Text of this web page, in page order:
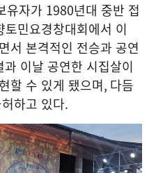
유자가 1980년대 중반 접
민요경창대회에서 이
서 본격적인 전승과 공연
과 이날 공연한 시집살이
할 수 있게 됐으며, 다듬
하고 있다.